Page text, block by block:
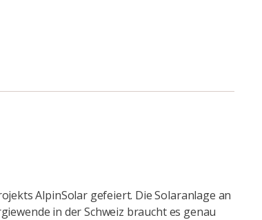
AlpinSolar gefeiert. Die Solaranlage an
in der Schweiz braucht es genau